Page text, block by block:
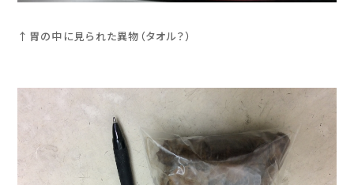
↑胃の中に見られた異物（タオル？）